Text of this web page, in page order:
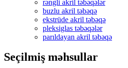
rəngli akril təbəqələr
buzlu akril təbəqə
ekstrüde akril təbəqə
pleksiglas təbəqələr
parıldayan akril təbəqə
Seçilmiş məhsullar